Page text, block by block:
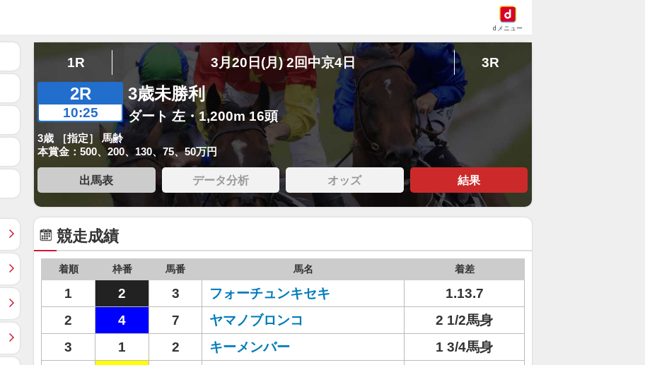
dメニュー
1R 3月20日(月) 2回中京4日 3R
2R
10:25
3歳未勝利
ダート 左・1,200m 16頭
3歳 ［指定］ 馬齢
本賞金：500、200、130、75、50万円
出馬表 データ分析 オッズ 結果
競走成績
着順 枠番 馬番 馬名 着差
1 2 3 フォーチュンキセキ
1.13.7
2
4 7 ヤマノブロンコ
2 1/2馬身
3
1 2 キーメンバー
1 3/4馬身